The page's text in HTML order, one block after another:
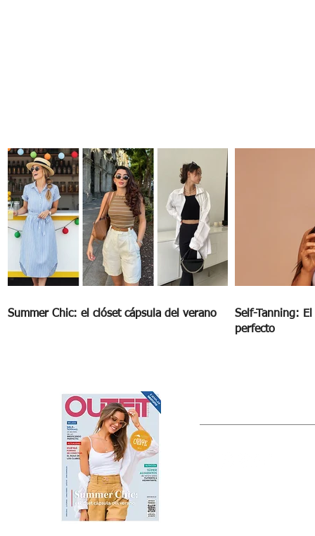
Summer Chic: el clóset cápsula del verano
Self-Tanning:
perfecto